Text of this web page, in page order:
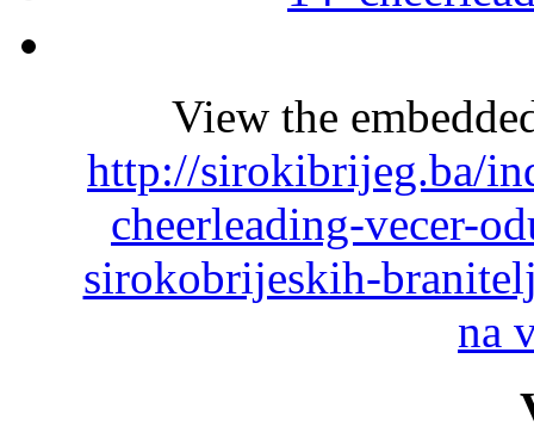
View the
http://sirokibrijeg.ba/
cheerleading-vecer-
sirokobrijeskih-
na